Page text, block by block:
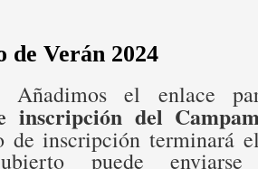
de Verán 2024
Añadimos el enlace
inscripción del
de inscripción terminará
puede